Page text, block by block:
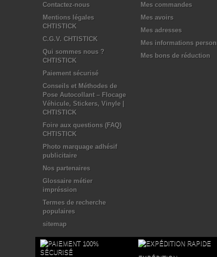
Contactez-nous
Mentions légales
CHTISTICK
C.G.V. CHTISTICK
Qui sommes nous ?
CHTISTICK
Paiement sécurisé
Conseils et Méthodes de
Pose Autocollant – Flocage
Véhicule, Stickers, Vinyle |
CHTISTICK
Foire aux questions (FAQ)
CHTISTICK
Photo marquage adhésif
publicitaire
Nos partenaires
Glossaire métier
impréssion
Termes de recherche
populaires
sitemap
Mes commandes
Mes avoirs
Mes adresses
Mes informations
Mes bons de réduction